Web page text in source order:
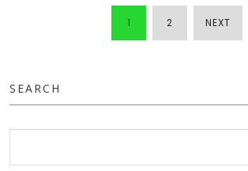
POSTS
1 2 NEXT
SEARCH